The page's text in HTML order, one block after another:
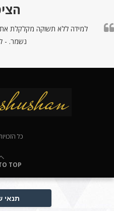
למידה ללא תשוקה מקלקלת את
נשמר. -
כל
TOP
תנאי